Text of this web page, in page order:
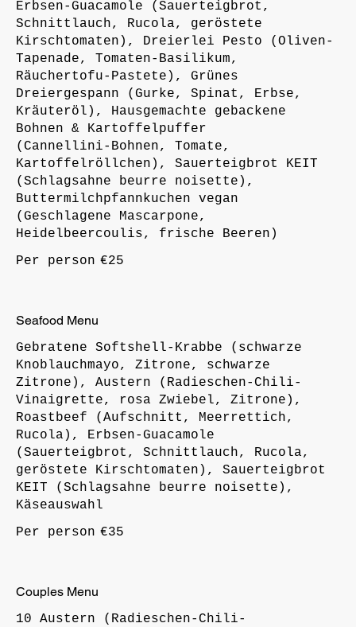
Erbsen-Guacamole (Sauerteigbrot,
Schnittlauch, Rucola, geröstete
Kirschtomaten), Dreierlei Pesto (Oliven-
Tapenade, Tomaten-Basilikum,
Räuchertofu-Pastete), Grünes
Dreiergespann (Gurke, Spinat, Erbse,
Kräuteröl), Hausgemachte gebackene
Bohnen & Kartoffelpuffer
(Cannellini-Bohnen, Tomate,
Kartoffelröllchen), Sauerteigbrot KEIT
(Schlagsahne beurre noisette),
Buttermilchpfannkuchen vegan
(Geschlagene Mascarpone,
Heidelbeercoulis, frische Beeren)
Per person €25
Seafood Menu
Gebratene Softshell-Krabbe (schwarze
Knoblauchmayo, Zitrone, schwarze
Zitrone), Austern (Radieschen-Chili-
Vinaigrette, rosa Zwiebel, Zitrone),
Roastbeef (Aufschnitt, Meerrettich,
Rucola), Erbsen-Guacamole
(Sauerteigbrot, Schnittlauch, Rucola,
geröstete Kirschtomaten), Sauerteigbrot
KEIT (Schlagsahne beurre noisette),
Käseauswahl
Per person €35
Couples Menu
10 Austern (Radieschen-Chili-